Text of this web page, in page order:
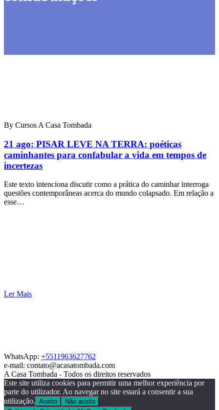
By Cursos A Casa Tombada
21 ago: PISAR LEVE NA TERRA: poéticas
caminhantes para confabular a vida em tempos de
incertezas
Este texto intenciona discutir como a prática do caminhar interroga
questões contemporâneas acerca do mundo colapsado. Em relação a
esse…
Ler Mais
WhatsApp: +5511963627762
e-mail: contato@acasatombada.com
A Casa Tombada - Todos os direitos reservados
Este site utiliza cookies para permitir uma melhor experiência por
parte do utilizador. Ao navegar no site estará a consentir a sua
utilização. Aceito
Não aceito